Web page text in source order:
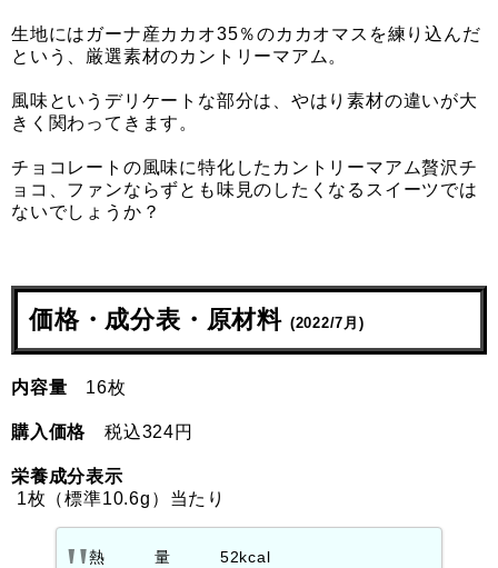
生地にはガーナ産カカオ35％のカカオマスを練り込んだ
という、厳選素材のカントリーマアム。
風味というデリケートな部分は、やはり素材の違いが大
きく関わってきます。
チョコレートの風味に特化したカントリーマアム贅沢チ
ョコ、ファンならずとも味見のしたくなるスイーツでは
ないでしょうか？
価格・成分表・原材料 (2022/7月)
内容量 16枚
購入価格 税込324円
栄養成分表示
1枚（標準10.6g）当たり
熱 量 52kcal